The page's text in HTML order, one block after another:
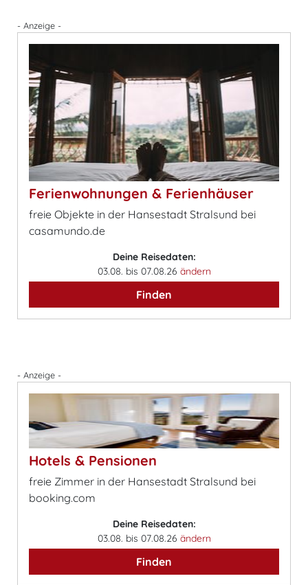
- Anzeige -
Ferienwohnungen & Ferienhäuser
freie Objekte in der Hansestadt Stralsund bei
casamundo.de
Deine Reisedaten:
03.08. bis 07.08.26 ändern
Finden
- Anzeige -
Hotels & Pensionen
freie Zimmer in der Hansestadt Stralsund bei
booking.com
Deine Reisedaten:
03.08. bis 07.08.26 ändern
Finden